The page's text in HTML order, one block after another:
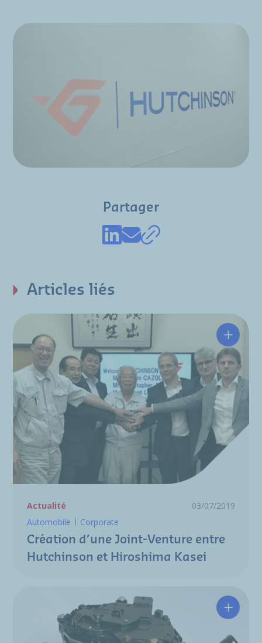
Partager
Articles liés
Actualité
03/07/2019
Automobile
Corporate
Création d’une Joint-Venture entre
Hutchinson et Hiroshima Kasei